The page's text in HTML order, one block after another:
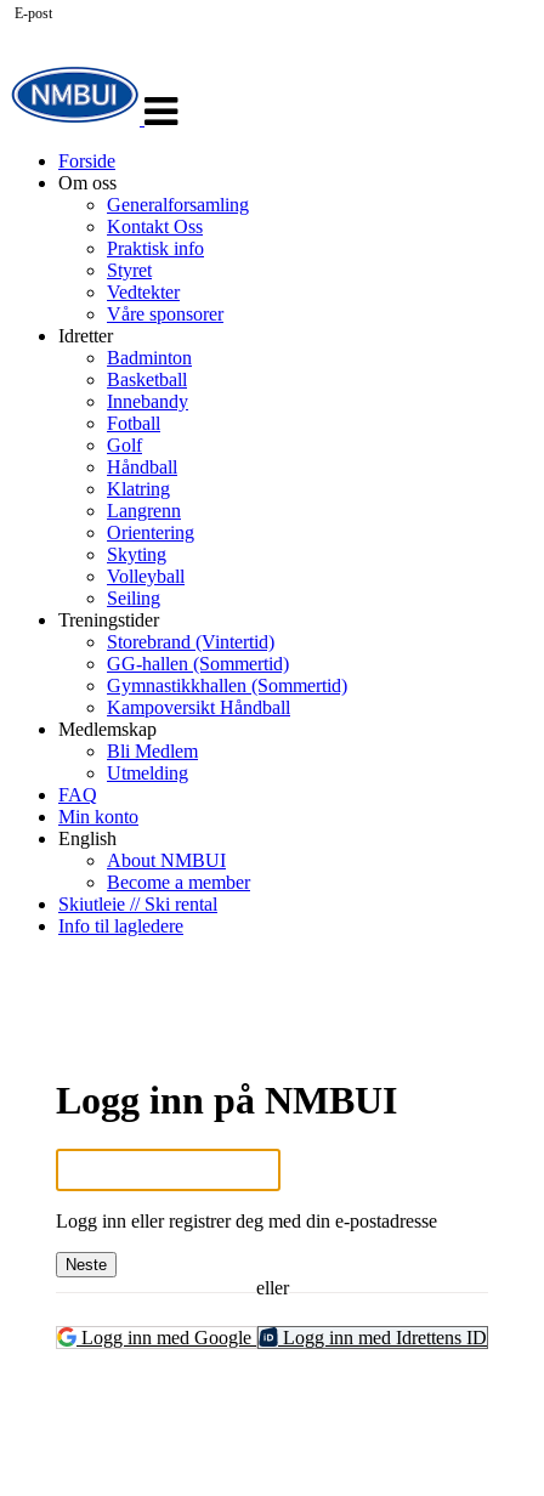
navigasjon
Forside
Om oss
Generalforsamling
Kontakt Oss
Praktisk info
Styret
Vedtekter
Våre sponsorer
Idretter
Badminton
Basketball
Innebandy
Fotball
Golf
Håndball
Klatring
Langrenn
Orientering
Skyting
Volleyball
Seiling
Treningstider
Storebrand (Vintertid)
GG-hallen (Sommertid)
Gymnastikkhallen (Sommertid)
Kampoversikt Håndball
Medlemskap
Bli Medlem
Utmelding
FAQ
Min konto
English
About NMBUI
Become a member
Skiutleie // Ski rental
Info til lagledere
Logg inn på NMBUI
E-post
Logg inn eller registrer deg med din e-postadresse
Neste
eller
Logg inn med Google Logg inn med Idrettens ID